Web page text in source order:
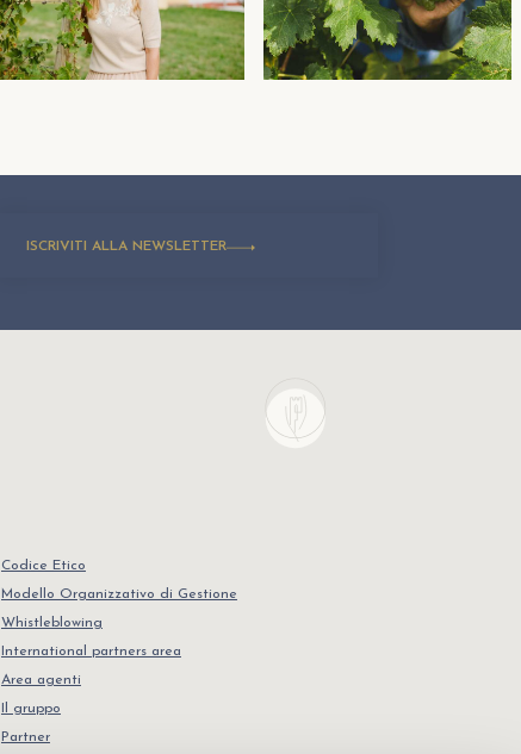
ISCRIVITI ALLA NEWSLETTER
Codice Etico
Modello Organizzativo di Gestione
Whistleblowing
International partners area
Area agenti
Il gruppo
Partner